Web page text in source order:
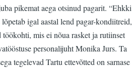
pikemat aega otsinud pagarit. “Ehkki
igal aastal lend pagar-kondiitreid,
töökohti, mis ei nõua rasket ja rutiinset
personalijuht Monika Jurs. Ta
tegelevad Tartu ettevõtted on sarnase